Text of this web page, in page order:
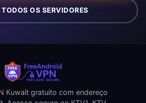
TODOS OS SERVIDORES
Kuwait gratuito com endereço